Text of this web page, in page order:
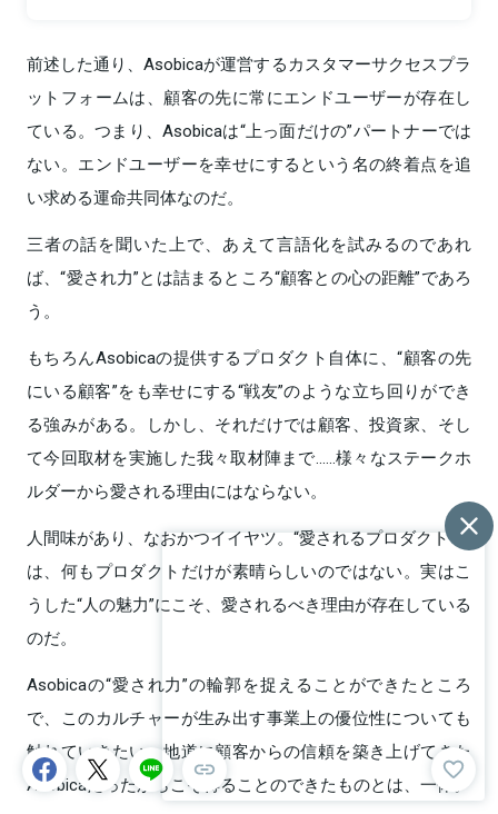
前述した通り、Asobicaが運営するカスタマーサクセスプラ
ットフォームは、顧客の先に常にエンドユーザーが存在し
ている。つまり、Asobicaは“上っ面だけの”パートナーでは
ない。エンドユーザーを幸せにするという名の終着点を追
い求める運命共同体なのだ。
三者の話を聞いた上で、あえて言語化を試みるのであれ
ば、“愛され力”とは詰まるところ“顧客との心の距離”であろ
う。
もちろんAsobicaの提供するプロダクト自体に、“顧客の先
にいる顧客”をも幸せにする“戦友”のような立ち回りができ
る強みがある。しかし、それだけでは顧客、投資家、そし
て今回取材を実施した我々取材陣まで......様々なステークホ
ルダーから愛される理由にはならない。
人間味があり、なおかつイイヤツ。“愛されるプロダクト”と
は、何もプロダクトだけが素晴らしいのではない。実はこ
うした“人の魅力”にこそ、愛されるべき理由が存在している
のだ。
Asobicaの“愛され力”の輪郭を捉えることができたところ
で、このカルチャーが生み出す事業上の優位性についても
触れていきたい。地道に顧客からの信頼を築き上げてきた
Asobicaだったからこそ得ることのできたものとは、一体。